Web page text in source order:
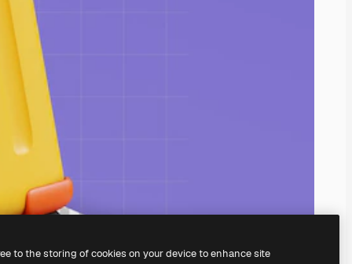
to the storing of cookies on your device to enhance site